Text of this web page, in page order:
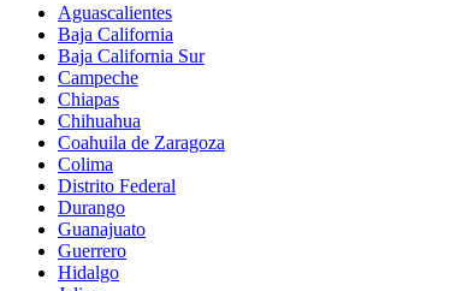
Aguascalientes
Baja California
Baja California Sur
Campeche
Chiapas
Chihuahua
Coahuila de Zaragoza
Colima
Distrito Federal
Durango
Guanajuato
Guerrero
Hidalgo